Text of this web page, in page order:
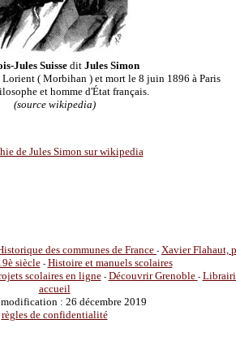
Jules Suisse dit Jules Simon
Lorient ( Morbihan ) et mort le 8 juin 1896 à Paris
et homme d'État français.
(source wikipedia)
de Jules Simon sur wikipedia
des communes de France - Xavier Flahaut,
siècle- Histoire et manuels scolaires
scolaires en ligne- Découvrir Grenoble -
accueil
: 26 décembre 2019
règles de confidentialité